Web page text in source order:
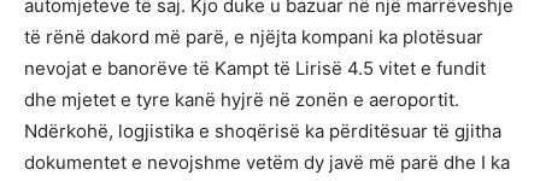
automjeteve të saj. Kjo duke u bazuar në një marrëveshje
të rënë dakord më parë, e njëjta kompani ka plotësuar
nevojat e banorëve të Kampt të Lirisë 4.5 vitet e fundit
dhe mjetet e tyre kanë hyjrë në zonën e aeroportit.
Ndërkohë, logjistika e shoqërisë ka përditësuar të gjitha
dokumentet e nevojshme vetëm dy javë më parë dhe I ka